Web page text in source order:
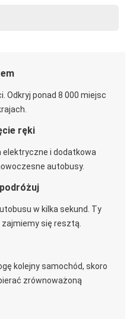
Odkryj ponad 8 000 miejsc
ręki
elektryczne i dodatkowa
autobusy.
w kilka sekund. Ty
się resztą.
kolejny samochód, skoro
zrównoważoną